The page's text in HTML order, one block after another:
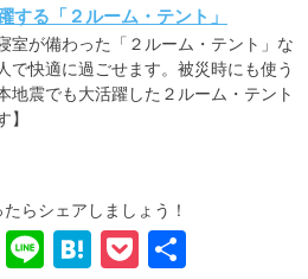
する「２ルーム・テント」
室が備わった「２ルーム・テント」な
で快適に過ごせます。被災時にも使う
地震でも大活躍した２ルーム・テント
らシェアしましょう！
T Li H P